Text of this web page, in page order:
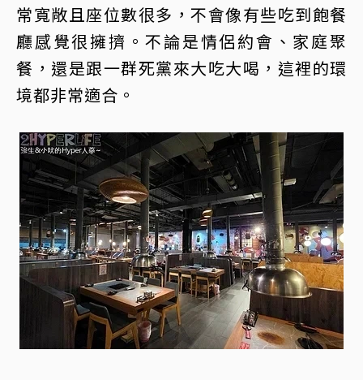
常寬敞且座位數很多，不會像有些吃到飽餐
廳感覺很擁擠。不論是情侶約會、家庭聚
餐，還是跟一群死黨來大吃大喝，這裡的環
境都非常適合。